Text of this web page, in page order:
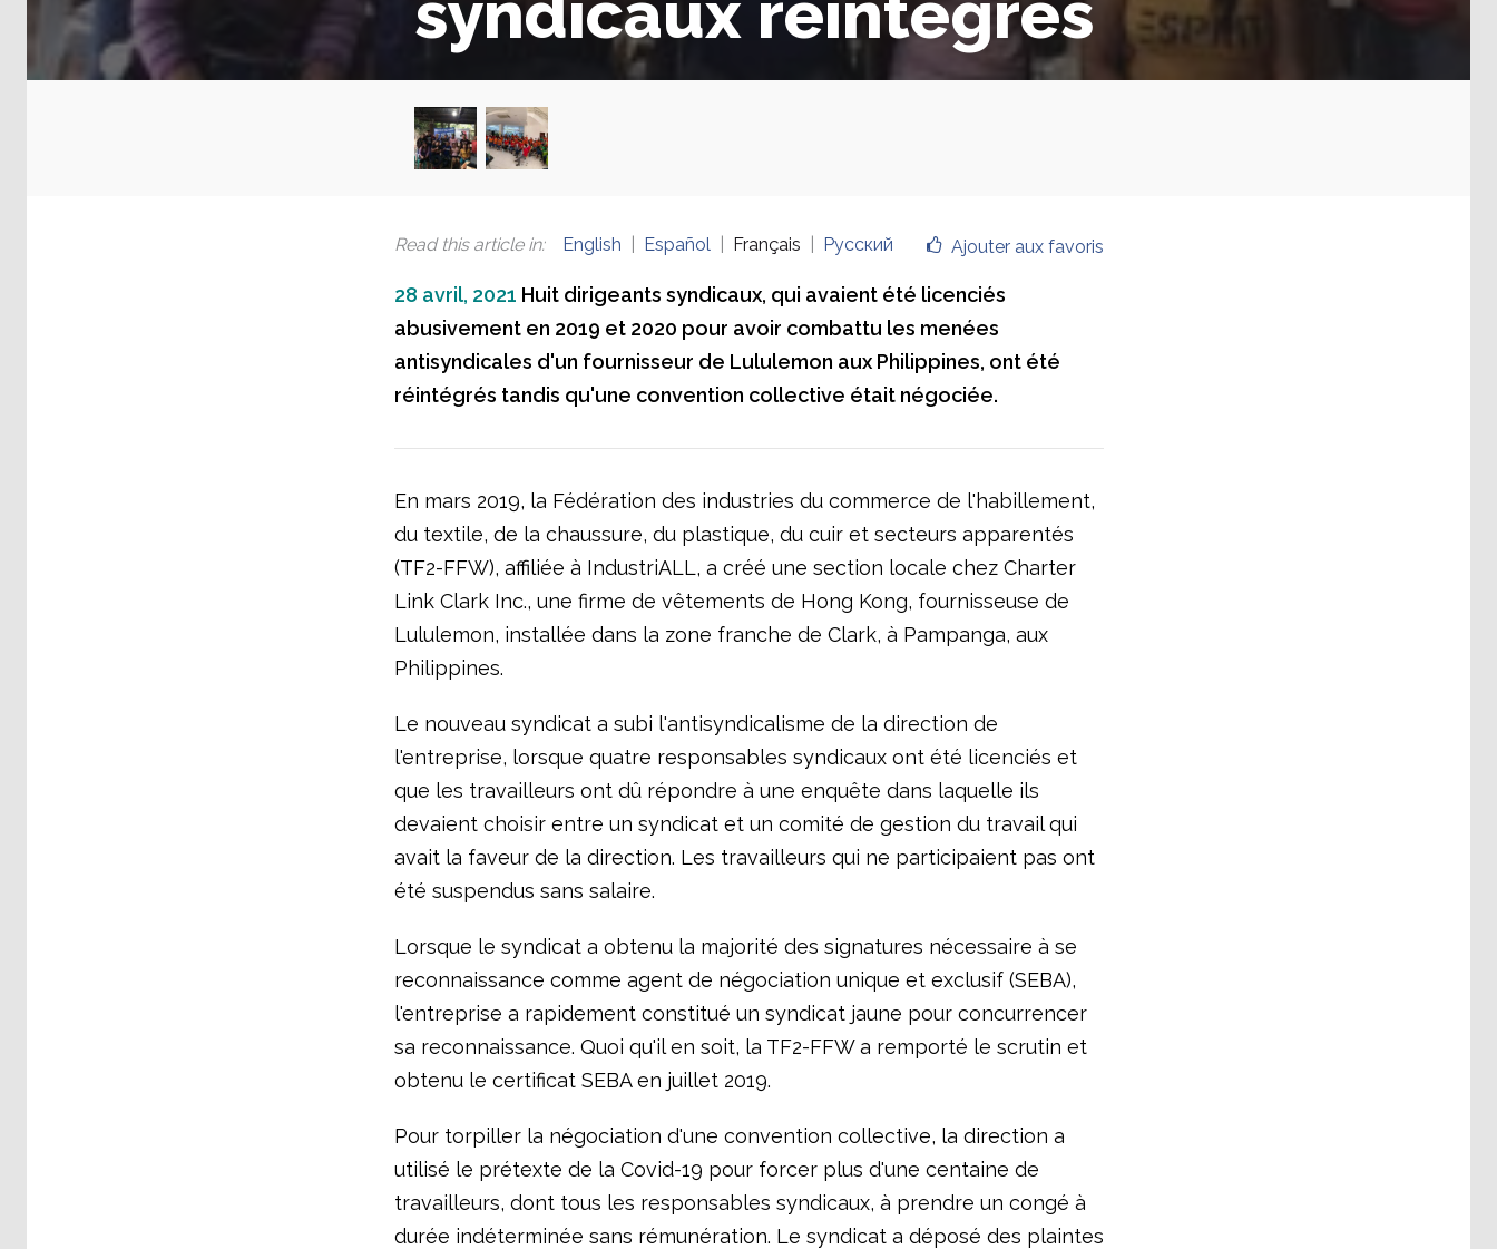
Ajouter aux favoris
Read this article in: English Español Français Русский
28 avril, 2021 Huit dirigeants syndicaux, qui avaient été licenciés
abusivement en 2019 et 2020 pour avoir combattu les menées
antisyndicales d'un fournisseur de Lululemon aux Philippines, ont été
réintégrés tandis qu'une convention collective était négociée.
En mars 2019, la Fédération des industries du commerce de l'habillement,
du textile, de la chaussure, du plastique, du cuir et secteurs apparentés
(TF2-FFW), affiliée à IndustriALL, a créé une section locale chez Charter
Link Clark Inc., une firme de vêtements de Hong Kong, fournisseuse de
Lululemon, installée dans la zone franche de Clark, à Pampanga, aux
Philippines.
Le nouveau syndicat a subi l'antisyndicalisme de la direction de
l'entreprise, lorsque quatre responsables syndicaux ont été licenciés et
que les travailleurs ont dû répondre à une enquête dans laquelle ils
devaient choisir entre un syndicat et un comité de gestion du travail qui
avait la faveur de la direction. Les travailleurs qui ne participaient pas ont
été suspendus sans salaire.
Lorsque le syndicat a obtenu la majorité des signatures nécessaire à se
reconnaissance comme agent de négociation unique et exclusif (SEBA),
l'entreprise a rapidement constitué un syndicat jaune pour concurrencer
sa reconnaissance. Quoi qu'il en soit, la TF2-FFW a remporté le scrutin et
obtenu le certificat SEBA en juillet 2019.
Pour torpiller la négociation d'une convention collective, la direction a
utilisé le prétexte de la Covid-19 pour forcer plus d'une centaine de
travailleurs, dont tous les responsables syndicaux, à prendre un congé à
durée indéterminée sans rémunération. Le syndicat a déposé des plaintes